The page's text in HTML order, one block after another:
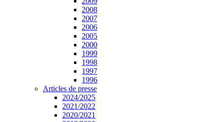
2008
2007
2006
2005
2000
1999
1998
1997
1996
Articles de presse
2024/2025
2021/2022
2020/2021